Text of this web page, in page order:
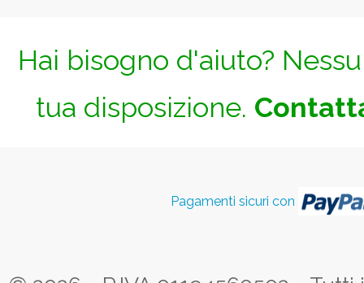
Hai bisogno d'aiuto?
tua disposizione.
Pagamenti sicuri con